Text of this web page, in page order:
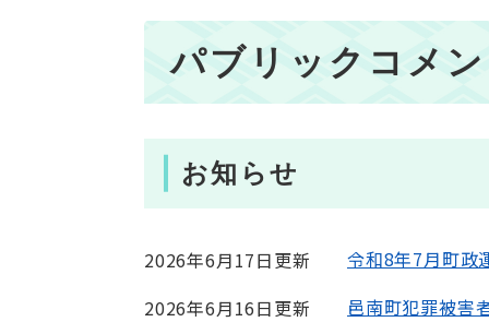
パブリックコメン
お知らせ
2026年6月17日更新
令和8年7月町政
2026年6月16日更新
邑南町犯罪被害